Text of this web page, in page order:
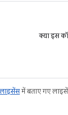
क्या इस
में बताए गए